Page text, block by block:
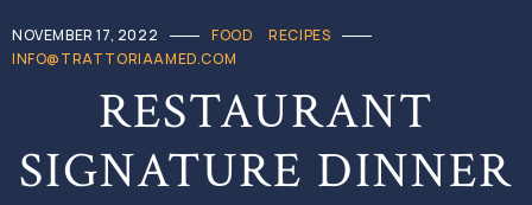
NOVEMBER 17, 2022 FOOD
RECIPES
INFO@TRATTORIAAMED.COM
RESTAURANT
SIGNATURE DINNER